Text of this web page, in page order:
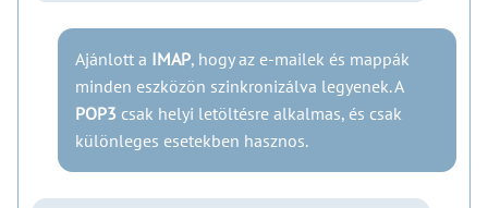
Ajánlott a IMAP, hogy az e-mailek és mappák
minden eszközön szinkronizálva legyenek. A
POP3 csak helyi letöltésre alkalmas, és csak
különleges esetekben hasznos.